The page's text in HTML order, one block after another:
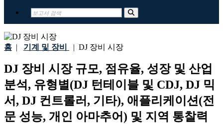
홈 | 기계 및 장비 | DJ 장비 시장
DJ 장비 시장 규모, 점유율, 성장 및 산업
분석, 유형별(DJ 턴테이블 및 CDJ, DJ 믹
서, DJ 컨트롤러, 기타), 애플리케이션(전
문 성능, 개인 아마추어) 및 지역 통찰력